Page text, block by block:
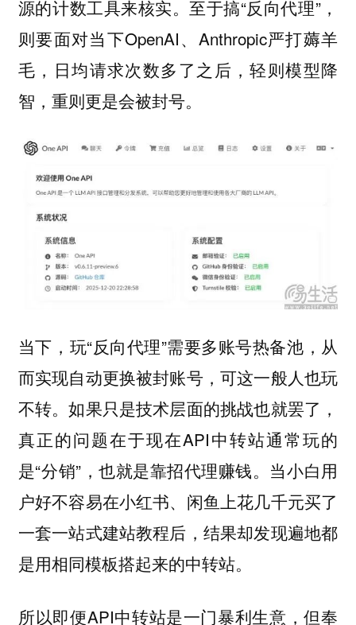
源的计数工具来核实。至于搞“反向代理”，
则要面对当下OpenAI、Anthropic严打薅羊
毛，日均请求次数多了之后，轻则模型降
智，重则更是会被封号。
当下，玩“反向代理”需要多账号热备池，从
而实现自动更换被封账号，可这一般人也玩
不转。如果只是技术层面的挑战也就罢了，
真正的问题在于现在API中转站通常玩的
是“分销”，也就是靠招代理赚钱。当小白用
户好不容易在小红书、闲鱼上花几千元买了
一套一站式建站教程后，结果却发现遍地都
是用相同模板搭起来的中转站。
所以即便API中转站是一门暴利生意，但奉